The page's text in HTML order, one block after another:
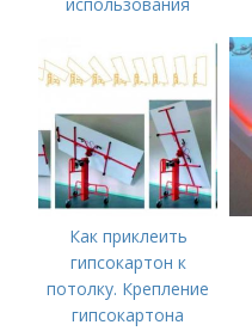
использования
Преимущества и
недостатки метода
Как приклеить
гипсокартон к
потолку. Крепление
гипсокартона